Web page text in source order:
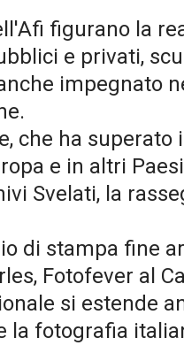
figurano la
e privati,
impegnato
che ha
e in altri
Svelati, la
di stampa fine
Fotofever al
si estende
la fotografia